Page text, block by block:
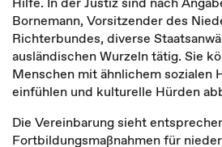
Bornemann, Vorsitzender des
Richterbundes, diverse
ausländischen Wurzeln tätig. Sie
Menschen mit ähnlichem sozialen
einfühlen und kulturelle Hürden
Die Vereinbarung sieht
Fortbildungsmaßnahmen für